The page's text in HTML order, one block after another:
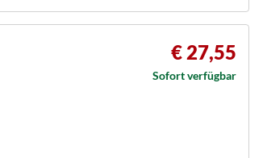
€ 27,55
Sofort verfügbar